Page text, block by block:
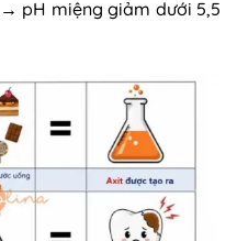
pH miệng giảm dưới 5,5